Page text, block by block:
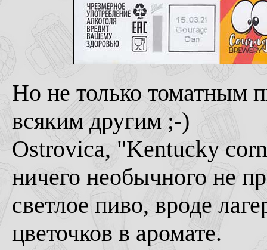
Но не только томатным
всяким другим ;-)
Ostrovica, "Kentucky
ничего необычного не
светлое пиво, вроде
цветочков в аромате.